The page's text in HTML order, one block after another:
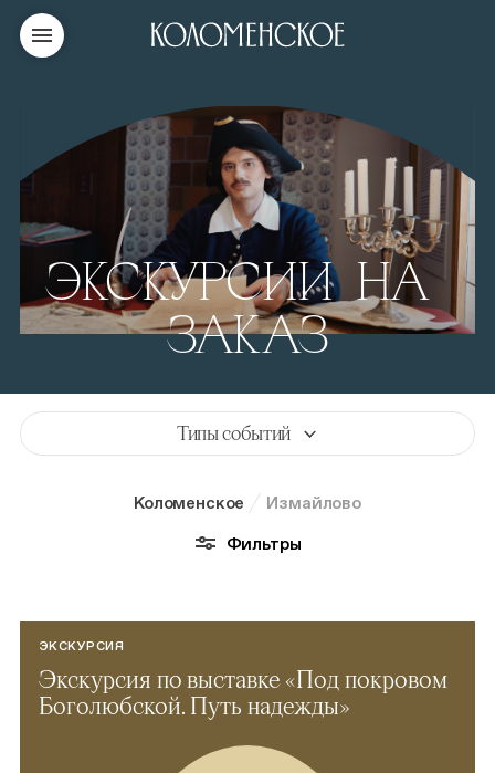
ЭКСКУРСИИ НА
ЗАКАЗ
Типы событий
Коломенское
Измайлово
Фильтры
ЭКСКУРСИЯ
Экскурсия по выставке «Под покровом
Боголюбской. Путь надежды»